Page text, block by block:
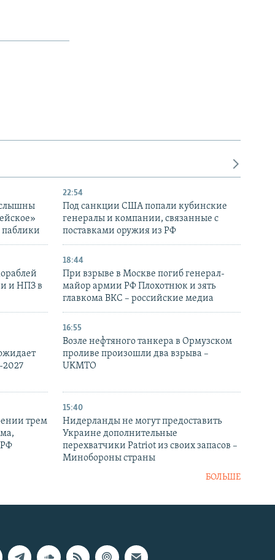
слышны
паблики
22:54
Под санкции США попали кубинские
генералы и компании, связанные с
поставками оружия из РФ
и НПЗ в
18:44
При взрыве в Москве погиб генерал-
майор армии РФ Плохотнюк и зять
главкома ВКС – российские медиа
2027
16:55
Возле нефтяного танкера в Ормузском
проливе произошли два взрыва –
UKMTO
трем
РФ
15:40
Нидерланды не могут предоставить
Украине дополнительные
перехватчики Patriot из своих запасов –
Минобороны страны
БОЛЬШЕ